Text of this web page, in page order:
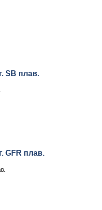
SB плав.
GFR плав.